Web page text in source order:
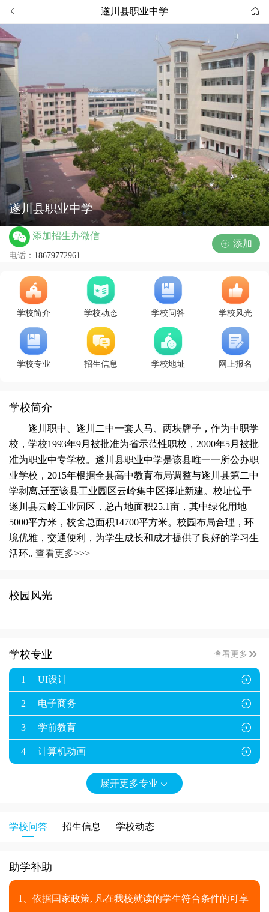
 遂川县职业中学 
遂川县职业中学
添加招生办微信
电话： 18679772961
 添加
学校简介 学校动态 学校问答 学校风光
学校专业 招生信息 学校地址 网上报名
学校简介
遂川职中、遂川二中一套人马、两块牌子，作为中职学
校，学校1993年9月被批准为省示范性职校，2000年5月被批
准为职业中专学校。遂川县职业中学是该县唯一一所公办职
业学校，2015年根据全县高中教育布局调整与遂川县第二中
学剥离,迁至该县工业园区云岭集中区择址新建。校址位于
遂川县云岭工业园区，总占地面积25.1亩，其中绿化用地
5000平方米，校舍总面积14700平方米。校园布局合理，环
境优雅，交通便利，为学生成长和成才提供了良好的学习生
活环.. 查看更多>>>
校园风光
学校专业 查看更多

1 UI设计

2 电子商务

3 学前教育

4 计算机动画
展开更多专业 
学校问答 招生信息 学校动态
助学补助
1、依据国家政策, 凡在我校就读的学生符合条件的可享